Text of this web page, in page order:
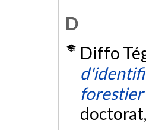
D
Diffo
forestier